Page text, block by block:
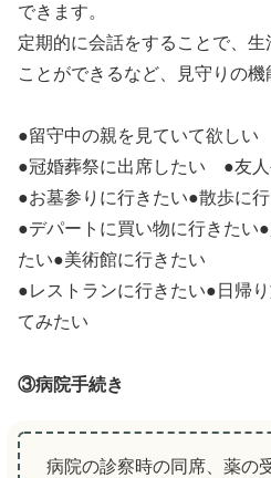
できます。
定期的に会話をすることで、
ことができるなど、見守りの機
●留守中の親を見ていて欲しい
●冠婚葬祭に出席したい ●友人
●お墓参りに行きたい●散歩に
●デパートに買い物に行きたい
たい●美術館に行きたい
●レストランに行きたい●日帰
てみたい
③病院手続き
病院の診察時の同席、薬の